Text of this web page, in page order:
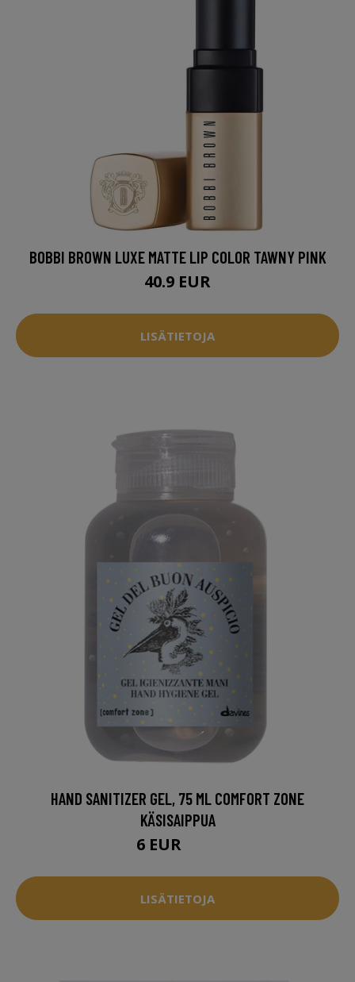
BOBBI BROWN LUXE MATTE LIP COLOR TAWNY PINK
40.9 EUR
LISÄTIETOJA
HAND SANITIZER GEL, 75 ML COMFORT ZONE
KÄSISAIPPUA
6 EUR
LISÄTIETOJA